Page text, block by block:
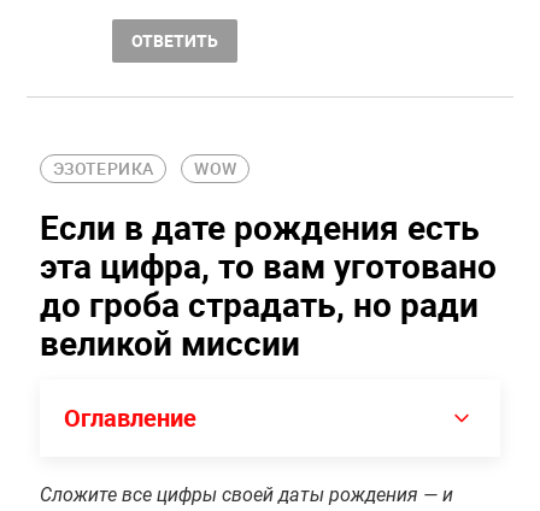
ОТВЕТИТЬ
ЭЗОТЕРИКА WOW
Если в дате рождения есть
эта цифра, то вам уготовано
до гроба страдать, но ради
великой миссии
Оглавление
Сложите все цифры своей даты рождения — и